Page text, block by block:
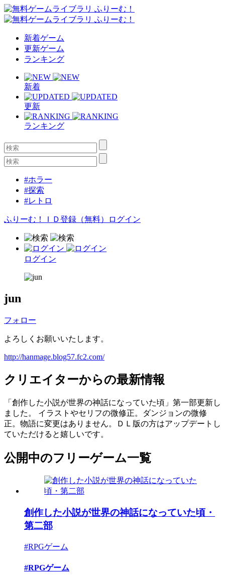
新着ゲーム
更新ゲーム
ランキング
新着
更新
ランキング
#ホラー
#探索
#レトロ
ふりーむ！ＩＤ登録（無料） ログイン
ログイン
jun
フォロー
よろしくお願いいたします。
http://hanmage.blog57.fc2.com/
クリエイターからの最新情報
「創作した小説が世界の神話になっていた頃」第一部更新し
ました。 イラストやセリフの微修正。ダンジョンの微修
正。物語に変更はありません。ＤＬ版の方はアップデートし
ていただけると嬉しいです。
公開中のフリーゲーム一覧
創作した小説が世界の神話になっていた頃・
第二部
#RPGゲーム
#RPGゲーム